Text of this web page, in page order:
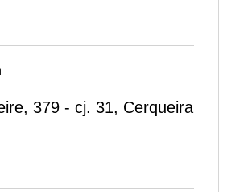
379 - cj. 31, Cerqueira